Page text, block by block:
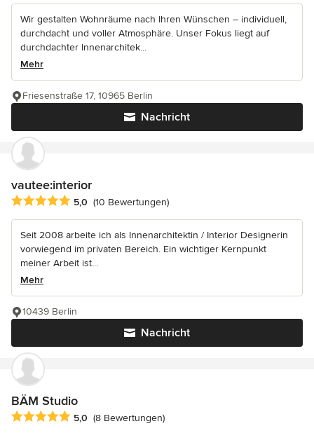
Wir gestalten Wohnräume nach Ihren Wünschen – individuell,
durchdacht und voller Atmosphäre. Unser Fokus liegt auf
durchdachter Innenarchitek...
Mehr
Nachricht
Friesenstraße 17, 10965 Berlin
vautee:interior
Durchschnittliche Bewertung: 5 von 5 Sternen
5,0 (10 Bewertungen)
Seit 2008 arbeite ich als Innenarchitektin / Interior Designerin
vorwiegend im privaten Bereich. Ein wichtiger Kernpunkt
meiner Arbeit ist...
Mehr
Nachricht
10439 Berlin
BÄM Studio
Durchschnittliche Bewertung: 5 von 5 Sternen
5,0 (8 Bewertungen)